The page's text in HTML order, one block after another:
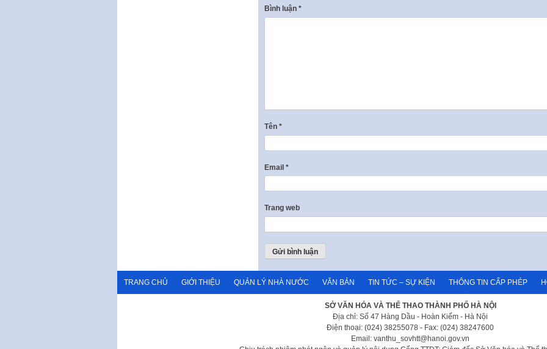
Bình luận *
Tên *
Email *
Trang web
TRANG CHỦ GIỚI THIỆU QUẢN LÝ NHÀ NƯỚC VĂN BẢN TIN TỨC – SỰ KIỆN THÔNG TIN CẤP PHÉP
SỞ VĂN HÓA VÀ THỂ THAO THÀNH PHỐ HÀ NỘI
Địa chỉ: Số 47 Hàng Dầu - Hoàn Kiếm - Hà Nội
Điện thoại: (024) 38255078 - Fax: (024) 38247600
Email: vanthu_sovhtt@hanoi.gov.vn